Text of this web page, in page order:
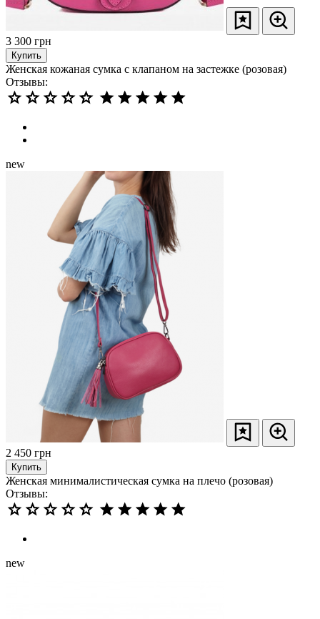
3 300 грн
Купить
Женская кожаная сумка с клапаном на застежке (розовая)
Отзывы:
new
2 450 грн
Купить
Женская минималистическая сумка на плечо (розовая)
Отзывы:
new